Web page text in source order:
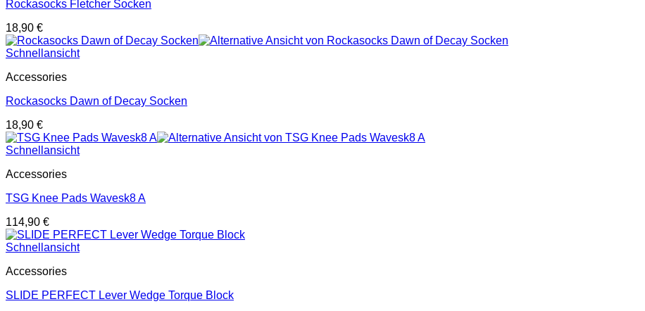
Rockasocks Fletcher Socken
18,90 €
Schnellansicht
Accessories
Rockasocks Dawn of Decay Socken
18,90 €
Schnellansicht
Accessories
TSG Knee Pads Wavesk8 A
114,90 €
Schnellansicht
Accessories
SLIDE PERFECT Lever Wedge Torque Block